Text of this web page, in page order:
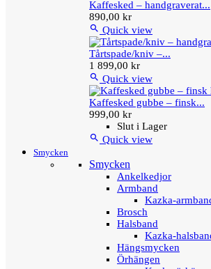
Kaffesked – handgraverat...
890,00 kr
 Quick view
Tårtspade/kniv –...
1 899,00 kr
 Quick view
Kaffesked gubbe – finsk...
999,00 kr
Slut i Lager
 Quick view
Smycken
Smycken
Ankelkedjor
Armband
Kazka-
Brosch
Halsband
Kazka-
Hängsmycken
Örhängen